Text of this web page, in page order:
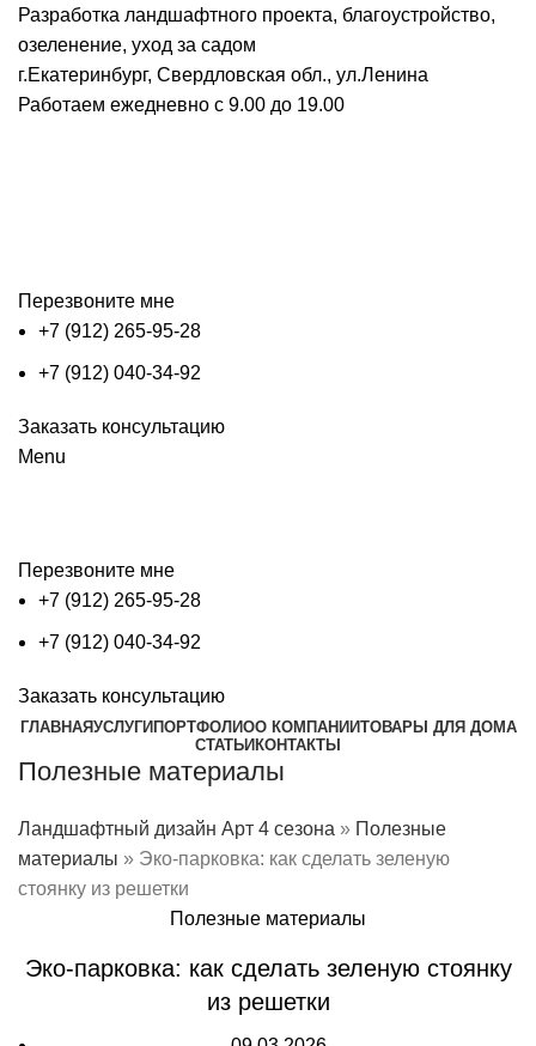
Разработка ландшафтного проекта, благоустройство,
озеленение, уход за садом
г.Екатеринбург, Свердловская обл., ул.Ленина
Работаем ежедневно с 9.00 до 19.00
Перезвоните мне
+7 (912) 265-95-28
+7 (912) 040-34-92
Заказать консультацию
Menu
Перезвоните мне
+7 (912) 265-95-28
+7 (912) 040-34-92
Заказать консультацию
ГЛАВНАЯУСЛУГИ ПОРТФОЛИОО КОМПАНИИТОВАРЫ ДЛЯ ДОМА
СТАТЬИ КОНТАКТЫ
Полезные материалы
Ландшафтный дизайн Арт 4 сезона » Полезные
материалы » Эко-парковка: как сделать зеленую
стоянку из решетки
Полезные материалы
Эко-парковка: как сделать зеленую стоянку
из решетки